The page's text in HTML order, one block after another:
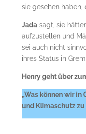
sie gesehen haben,
Jadasagt, sie
aufzustellen und
sei auch nicht
ihres Status in
Henry geht über
„Was können wir in
und Klimaschutz zu